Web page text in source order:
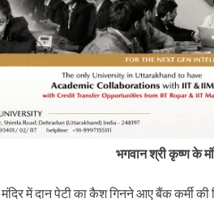
भगवान श्री कृष्ण के
मंदिर में दान पेटी का कैश गिनने आए बैंक कर्मी